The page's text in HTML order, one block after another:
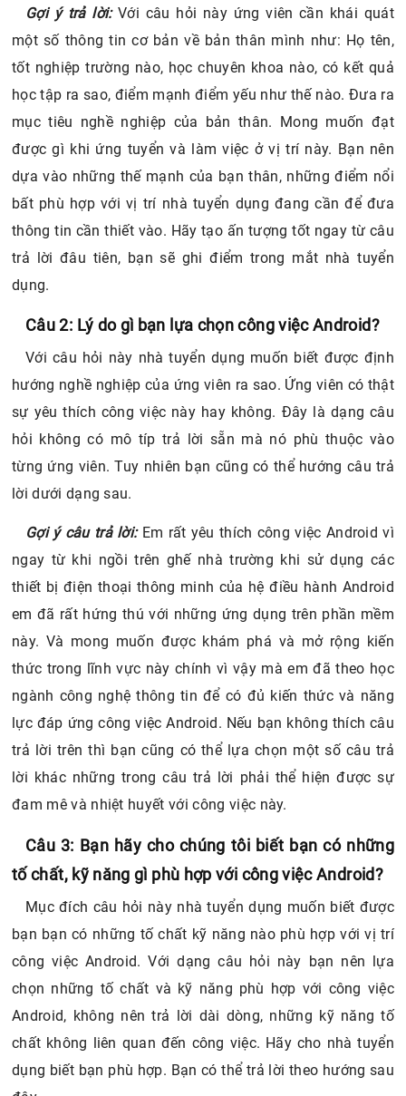
Gợi ý trả lời:Với câu hỏi này ứng viên cần khái quát
một số thông tin cơ bản về bản thân mình như: Họ tên,
tốt nghiệp trường nào, học chuyên khoa nào, có kết quả
học tập ra sao, điểm mạnh điểm yếu như thế nào. Đưa ra
mục tiêu nghề nghiệp của bản thân. Mong muốn đạt
được gì khi ứng tuyển và làm việc ở vị trí này. Bạn nên
dựa vào những thế mạnh của bạn thân, những điểm nổi
bất phù hợp với vị trí nhà tuyển dụng đang cần để đưa
thông tin cần thiết vào. Hãy tạo ấn tượng tốt ngay từ câu
trả lời đâu tiên, bạn sẽ ghi điểm trong mắt nhà tuyển
dụng.
Câu 2: Lý do gì bạn lựa chọn công việc Android?
Với câu hỏi này nhà tuyển dụng muốn biết được định
hướng nghề nghiệp của ứng viên ra sao. Ứng viên có thật
sự yêu thích công việc này hay không. Đây là dạng câu
hỏi không có mô típ trả lời sẵn mà nó phù thuộc vào
từng ứng viên. Tuy nhiên bạn cũng có thể hướng câu trả
lời dưới dạng sau.
Gợi ý câu trả lời:Em rất yêu thích công việc Android vì
ngay từ khi ngồi trên ghế nhà trường khi sử dụng các
thiết bị điện thoại thông minh của hệ điều hành Android
em đã rất hứng thú với những ứng dụng trên phần mềm
này. Và mong muốn được khám phá và mở rộng kiến
thức trong lĩnh vực này chính vì vậy mà em đã theo học
ngành công nghệ thông tin để có đủ kiến thức và năng
lực đáp ứng công việc Android. Nếu bạn không thích câu
trả lời trên thì bạn cũng có thể lựa chọn một số câu trả
lời khác những trong câu trả lời phải thể hiện được sự
đam mê và nhiệt huyết với công việc này.
Câu 3: Bạn hãy cho chúng tôi biết bạn có những
tố chất, kỹ năng gì phù hợp với công việc Android?
Mục đích câu hỏi này nhà tuyển dụng muốn biết được
bạn bạn có những tố chất kỹ năng nào phù hợp với vị trí
công việc Android. Với dạng câu hỏi này bạn nên lựa
chọn những tố chất và kỹ năng phù hợp với công việc
Android, không nên trả lời dài dòng, những kỹ năng tố
chất không liên quan đến công việc. Hãy cho nhà tuyển
dụng biết bạn phù hợp. Bạn có thể trả lời theo hướng sau